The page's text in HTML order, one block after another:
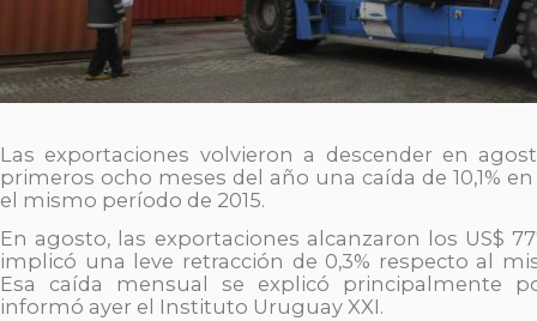
Las exportaciones volvieron a descender en
primeros ocho meses del año una caída de 10,1%
el mismo período de 2015.
En agosto, las exportaciones alcanzaron los US$
implicó una leve retracción de 0,3% respecto al
Esa caída mensual se explicó principalmente
informó ayer el Instituto Uruguay XXI.